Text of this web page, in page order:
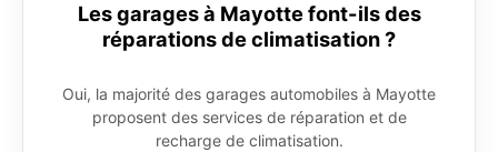
Les garages à Mayotte font-ils des
réparations de climatisation ?
Oui, la majorité des garages automobiles à Mayotte
proposent des services de réparation et de
recharge de climatisation.